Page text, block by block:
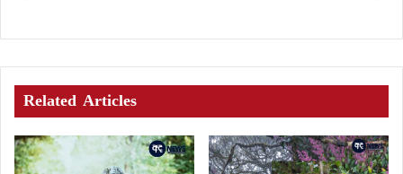
Related Articles